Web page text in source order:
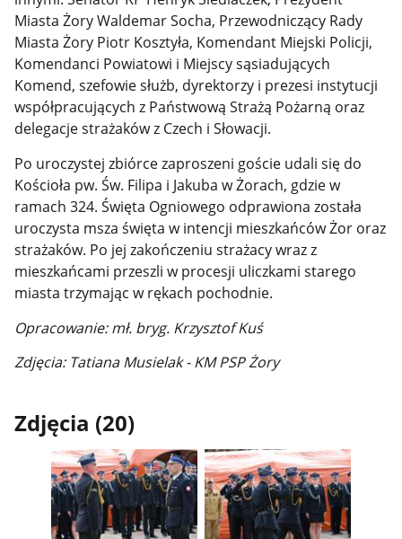
Miasta Żory Waldemar Socha, Przewodniczący Rady
Miasta Żory Piotr Kosztyła, Komendant Miejski Policji,
Komendanci Powiatowi i Miejscy sąsiadujących
Komend, szefowie służb, dyrektorzy i prezesi instytucji
współpracujących z Państwową Strażą Pożarną oraz
delegacje strażaków z Czech i Słowacji.
Po uroczystej zbiórce zaproszeni goście udali się do
Kościoła pw. Św. Filipa i Jakuba w Żorach, gdzie w
ramach 324. Święta Ogniowego odprawiona została
uroczysta msza święta w intencji mieszkańców Żor oraz
strażaków. Po jej zakończeniu strażacy wraz z
mieszkańcami przeszli w procesji uliczkami starego
miasta trzymając w rękach pochodnie.
Opracowanie: mł. bryg. Krzysztof Kuś
Zdjęcia: Tatiana Musielak - KM PSP Żory
Zdjęcia (20)